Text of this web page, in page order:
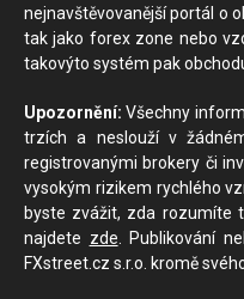
nejnavštěvovanější portál o
tak jako forex zone nebo
takovýto systém pak
Upozornění: Všechny
trzích a neslouží v
registrovanými brokery či
vysokým rizikem rychlého
byste zvážit, zda rozumíte
najdete zde. Publikování
FXstreet.cz s.r.o. kromě